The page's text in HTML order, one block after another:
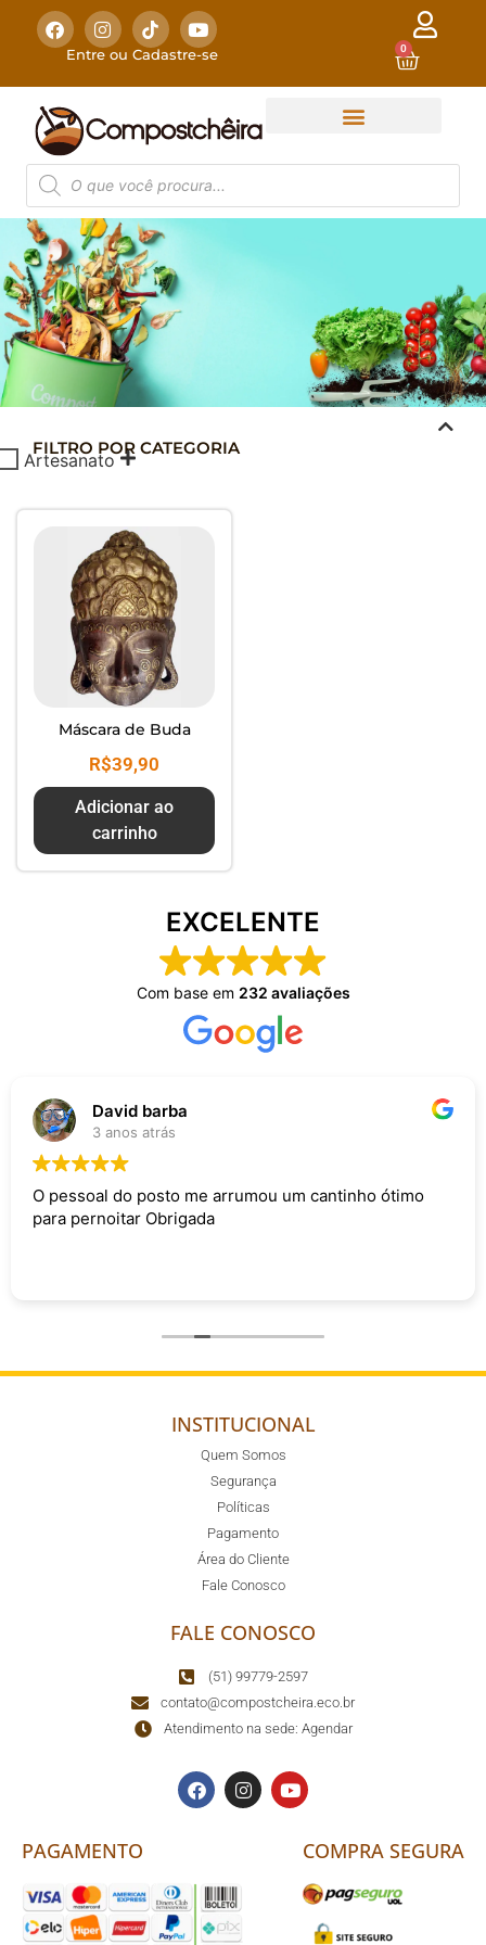
Entre ou Cadastre-se 0
COMPOSTAGEM
seu Jardim - Cuide do Planeta
FILTRO POR CATEGORIA
Artesanato
Máscara de Buda
R$39,90
Adicionar ao
carrinho
EXCELENTE
Com base em 232 avaliações
David barba
3 anos atrás
O pessoal do posto me arrumou um cantinho ótimo
para pernoitar Obrigada
INSTITUCIONAL
Quem Somos
Segurança
Políticas
Pagamento
Área do Cliente
Fale Conosco
FALE CONOSCO
(51) 99779-2597
contato@compostcheira.eco.br
Atendimento na sede: Agendar
PAGAMENTO COMPRA SEGURA